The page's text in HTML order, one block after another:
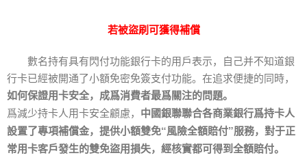
若被盜刷可獲得補償
數名持有具有閃付功能銀行卡的用戶表示，自己并不知道銀
行卡已經被開通了小額免密免簽支付功能。在追求便捷的同時，
如何保證用卡安全，成爲消費者最爲關注的問題。
爲減少持卡人用卡安全顧慮， 中國銀聯聯合各商業銀行爲持卡人
設置了專項補償金，提供小額雙免“風險全額賠付”服務，對于正
常用卡客戶發生的雙免盜用損失，經核實都可得到全額賠付。